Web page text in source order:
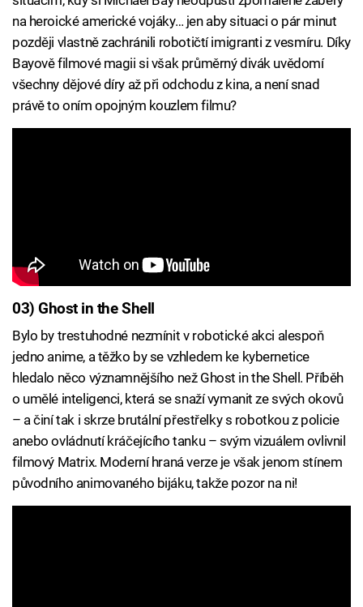
na heroické americké vojáky… jen aby situaci o pár minut
později vlastně zachránili robotičtí imigranti z vesmíru. Díky
Bayově filmové magii si však průměrný divák uvědomí
všechny dějové díry až při odchodu z kina, a není snad
právě to oním opojným kouzlem filmu?
03) Ghost in the Shell
Bylo by trestuhodné nezmínit v robotické akci alespoň
jedno anime, a těžko by se vzhledem ke kybernetice
hledalo něco významnějšího než Ghost in the Shell. Příběh
o umělé inteligenci, která se snaží vymanit ze svých okovů
– a činí tak i skrze brutální přestřelky s robotkou z policie
anebo ovládnutí kráčejícího tanku – svým vizuálem ovlivnil
filmový Matrix. Moderní hraná verze je však jenom stínem
původního animovaného bijáku, takže pozor na ni!